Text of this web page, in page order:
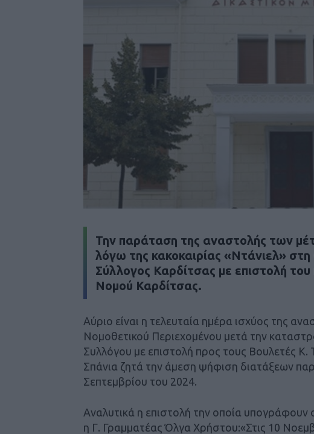
Την παράταση της αναστολής των
λόγω της κακοκαιρίας «Ντάνιελ»
Σύλλογος Καρδίτσας με επιστολή
Νομού Καρδίτσας.
Αύριο είναι η τελευταία ημέρα ισχύος της
Νομοθετικού Περιεχομένου μετά την
Συλλόγου με επιστολή προς τους Βουλετές
Σπάνια ζητά την άμεση ψήφιση διατάξεων
Σεπτεμβρίου του 2024.
Αναλυτικά η επιστολή την οποία
η Γ. Γραμματέας Όλγα Χρήστου:«Στις 10